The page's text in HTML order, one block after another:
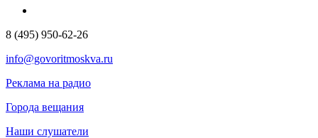
8 (495) 950-62-26
info@govoritmoskva.ru
Реклама на радио
Города вещания
Наши слушатели